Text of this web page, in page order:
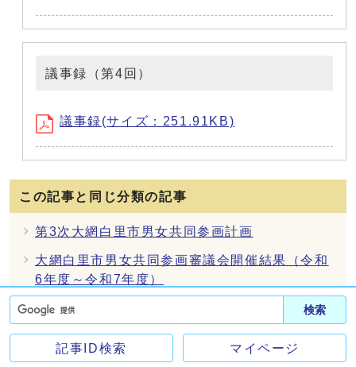
検索
記事ID検索 マイページ
議事録（第4回）
議事録(サイズ：251.91KB)
この記事と同じ分類の記事
第3次大網白里市男女共同参画計画
大網白里市男女共同参画審議会開催結果（令和
6年度～令和7年度）
大網白里市総合計画審議会
第2次大網白里市男女共同参画審議会令和5年度
開催結果